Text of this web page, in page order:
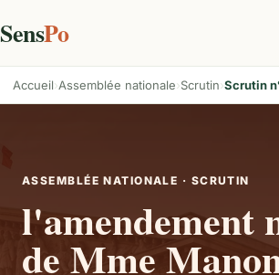
SensPo
Accueil Assemblée nationale Scrutin Scrutin
ASSEMBLÉE NATIONALE · SCRUTIN
l'amendement
de Mme